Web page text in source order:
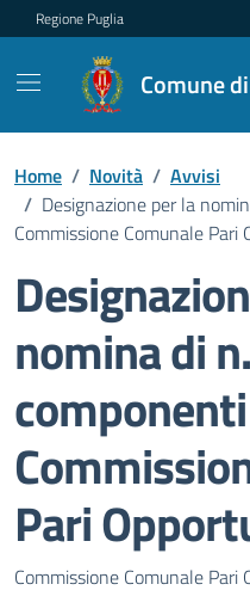
Regione Puglia
Comune
Home / Novità / Avvisi
/ Designazione per la
Commissione Comunale Pari
nomina di
Pari
Dettagli della
Commissione Comunale Pari